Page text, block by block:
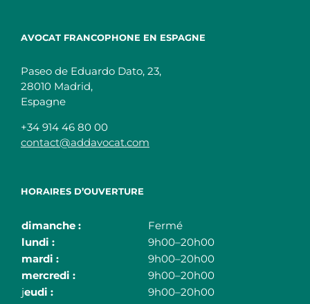
AVOCAT FRANCOPHONE EN ESPAGNE
Paseo de Eduardo Dato, 23,
28010 Madrid,
Espagne
+34 914 46 80 00
contact@addavocat.com
HORAIRES D’OUVERTURE
dimanche :
Fermé
lundi :
9h00–20h00
mardi :
9h00–20h00
mercredi :
9h00–20h00
jeudi :
9h00–20h00